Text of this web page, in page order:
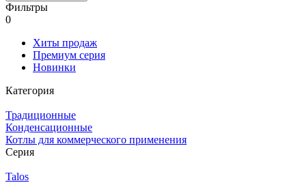
Фильтры
0
Хиты продаж
Премиум серия
Новинки
Категория
Традиционные
Конденсационные
Котлы для коммерческого применения
Серия
Talos